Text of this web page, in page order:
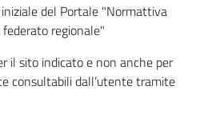
del Portale "Normattiva
regionale"
il sito indicato e non anche per
consultabili dall’utente tramite